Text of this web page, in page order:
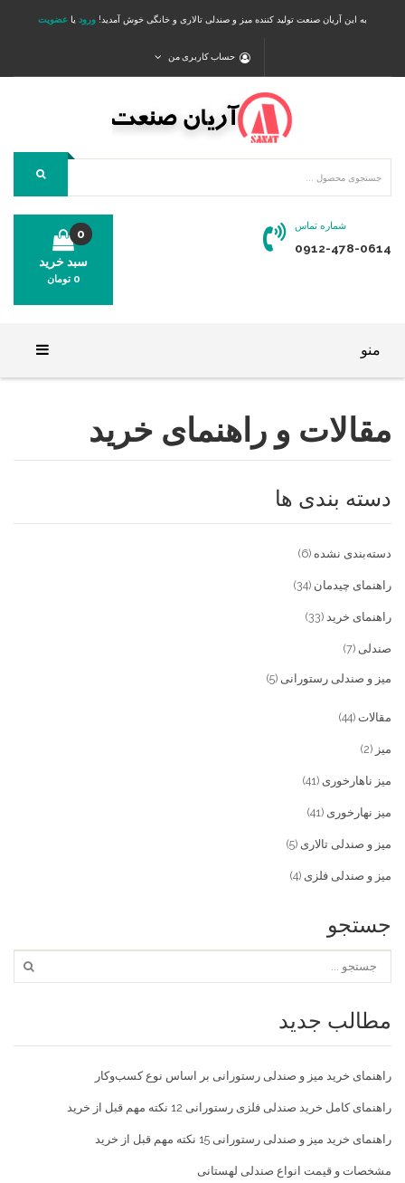
به این آریان صنعت تولید کننده میز و صندلی تالاری و خانگی خوش آمدید! ورود یا عضویت
حساب کاربری من
شماره تماس
0912-478-0614
سبد خرید
0
0 تومان
منو
فروشگاه
میز و صندلی خانگی
تماس با ما
خدمات
تماس با ما
سوالات متداول
پیش پرداخت
مقالات و راهنمای خرید
دسته بندی ها
دسته‌بندی نشده (6)
راهنمای چیدمان (34)
راهنمای خرید (33)
صندلی (7)
میز و صندلی رستورانی (5)
مقالات (44)
میز (2)
میز ناهارخوری (41)
میز نهارخوری (41)
میز و صندلی تالاری (5)
میز و صندلی فلزی (4)
جستجو
مطالب جدید
راهنمای خرید میز و صندلی رستورانی بر اساس نوع کسب‌و‌کار
راهنمای کامل خرید صندلی فلزی رستورانی 12 نکته مهم قبل از خرید
راهنمای خرید میز و صندلی رستورانی 15 نکته مهم قبل از خرید
مشخصات و قیمت انواع صندلی لهستانی